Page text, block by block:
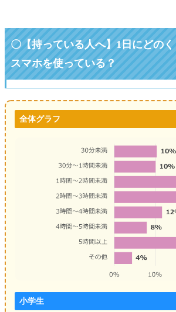
〇【持っている人へ】1日にどの
スマホを使っている？
全体グラフ
小学生